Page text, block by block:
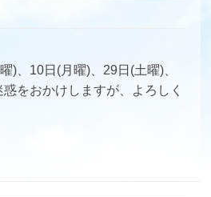
)、10日(月曜)、29日(土曜)、
をおかけしますが、よろしく